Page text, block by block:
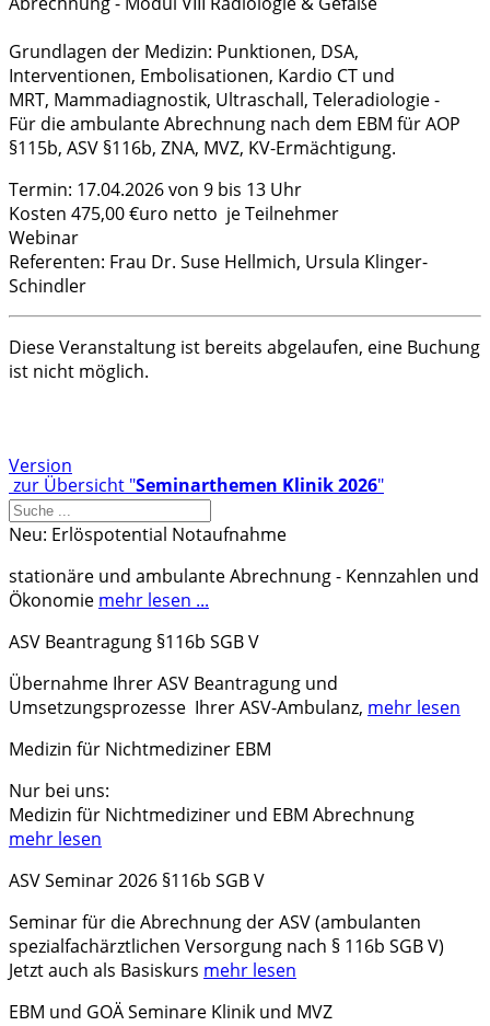
Grundlagen der Medizin: Punktionen, DSA,
Interventionen, Embolisationen, Kardio CT und
MRT, Mammadiagnostik, Ultraschall, Teleradiologie -
Für die ambulante Abrechnung nach dem EBM für AOP
§115b, ASV §116b, ZNA, MVZ, KV-Ermächtigung.
Termin: 17.04.2026 von 9 bis 13 Uhr
Kosten 475,00 €uro netto je Teilnehmer
Webinar
Referenten: Frau Dr. Suse Hellmich, Ursula Klinger-
Schindler
Diese Veranstaltung ist bereits abgelaufen, eine Buchung
ist nicht möglich.
Version
zur Übersicht "Seminarthemen Klinik 2026"
Neu: Erlöspotential Notaufnahme
stationäre und ambulante Abrechnung - Kennzahlen und
Ökonomie mehr lesen ...
ASV Beantragung §116b SGB V
Übernahme Ihrer ASV Beantragung und
Umsetzungsprozesse Ihrer ASV-Ambulanz, mehr lesen
Medizin für Nichtmediziner EBM
Nur bei uns:
Medizin für Nichtmediziner und EBM Abrechnung
mehr lesen
ASV Seminar 2026 §116b SGB V
Seminarfür die Abrechnung derASV (ambulanten
spezialfachärztlichen Versorgung nach § 116b SGB V)
Jetzt auch als Basiskurs mehr lesen
EBM und GOÄ Seminare Klinik und MVZ